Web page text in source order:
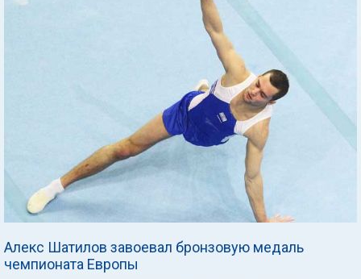
Алекс Шатилов завоевал бронзовую медаль
чемпионата Европы